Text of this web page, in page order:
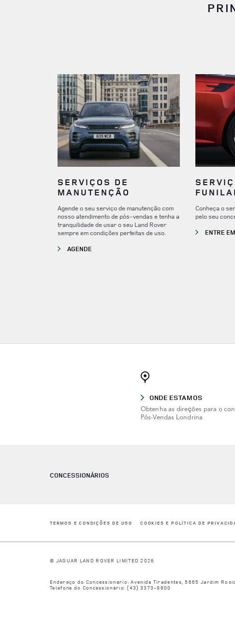
SERVIÇOS DE
MANUTENÇÃO
Agende o seu serviço de manutenção com
nosso atendimento de pós-vendas e tenha a
tranquilidade de usar o seu Land Rover
sempre em condições perfeitas de uso.
AGENDE
Conheça o
pelo seu
ENTRE
ONDE ESTAMOS
Obtenha as direções para o
Pós-Vendas Londrina
CONCESSIONÁRIOS
TERMOS E CONDIÇÕES DE USO LINK OPENS IN NEW TAB
COOKIES E POLÍTICA DE
© JAGUAR LAND ROVER LIMITED 2026
Endereço do Concessionário:Avenida Tiradentes, 5665 Jardim
Telefone do Concessionário:(43) 3373-9800